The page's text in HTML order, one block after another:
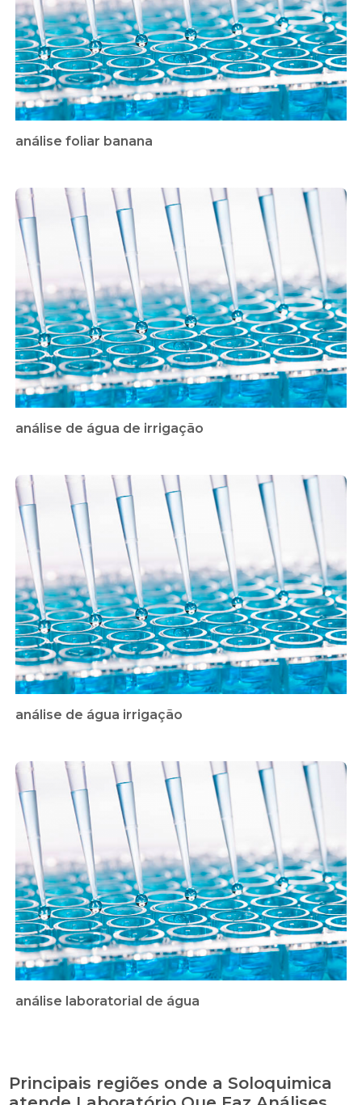
análise foliar banana
análise de água de irrigação
análise de água irrigação
análise laboratorial de água
Principais regiões onde a Soloquimica